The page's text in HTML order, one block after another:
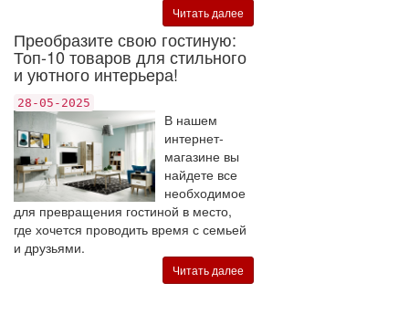
Читать далее
Преобразите свою гостиную:
Топ-10 товаров для стильного
и уютного интерьера!
28-05-2025
В нашем
интернет-
магазине вы
найдете все
необходимое
для превращения гостиной в место,
где хочется проводить время с семьей
и друзьями.
Читать далее